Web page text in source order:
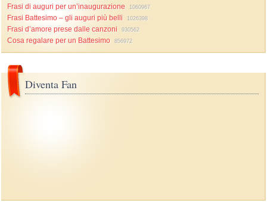
Frasi di auguri per un’inaugurazione 1060967
Frasi Battesimo – gli auguri più belli 1026398
Frasi d’amore prese dalle canzoni 930562
Cosa regalare per un Battesimo 856972
Diventa Fan